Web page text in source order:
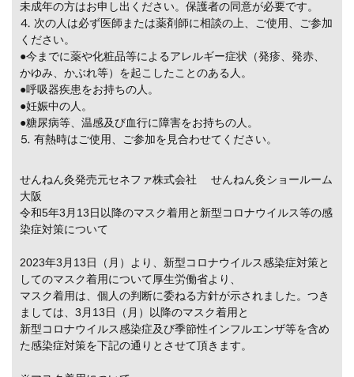
未成年の方はお申し出ください。保護者の同意が必要です。
⒋ 次の人は必ず医師または薬剤師に相談の上、ご使用、ご参加
ください。
●今までに薬や化粧品等によるアレルギー症状（発疹、発赤、
かゆみ、かぶれ等）を起こしたことのある人。
●呼吸器疾患をお持ちの人。
●妊娠中の人。
●糖尿病等、温感及び血行に障害をお持ちの人。
⒌ 有熱時はご使用、ご参加を見合わせてください。
せんねん灸発売元セネファ株式会社 せんねん灸ショールーム
大阪
令和5年3月13日以降のマスク着用と新型コロナウイルス等の感
染症対策について
2023年3月13日（月）より、新型コロナウイルス感染症対策と
してのマスク着用について厚生労働省より、
マスク着用は、個人の判断に委ねる方針が示されました。つき
ましては、3月13日（月）以降のマスク着用と
新型コロナウイルス感染症及び季節性インフルエンザ等を含め
た感染症対策を下記の通りとさせて頂きます。